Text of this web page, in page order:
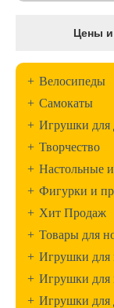
Цены и
+ Велосипеды
+ Самокаты
+ Игрушки для
+ Творчество
+ Настольные
+ Фигурки и
+ Хит Продаж
+ Товары для
+ Игрушки
+ Игрушки для
+ Игрушки для